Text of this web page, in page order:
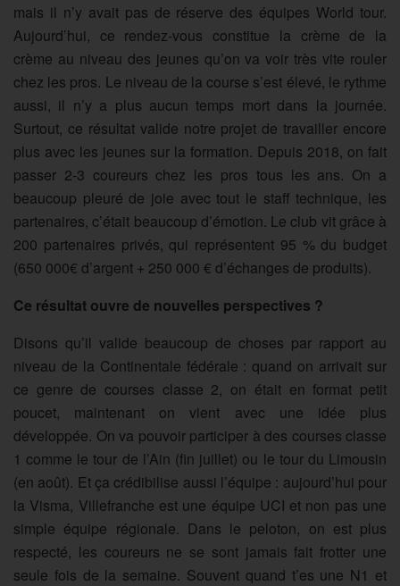
mais il n’y avait pas de réserve des équipes World tour.
Aujourd’hui, ce rendez-vous constitue la crème de la
crème au niveau des jeunes qu’on va voir très vite rouler
chez les pros. Le niveau de la course s’est élevé, le rythme
aussi, il n’y a plus aucun temps mort dans la journée.
Surtout, ce résultat valide notre projet de travailler encore
plus avec les jeunes sur la formation. Depuis 2018, on fait
passer 2-3 coureurs chez les pros tous les ans. On a
beaucoup pleuré de joie avec tout le staff technique, les
partenaires, c’était beaucoup d’émotion. Le club vit grâce à
200 partenaires privés, qui représentent 95 % du budget
(650 000€ d’argent + 250 000 € d’échanges de produits).
Ce résultat ouvre de nouvelles perspectives ?
Disons qu’il valide beaucoup de choses par rapport au
niveau de la Continentale fédérale : quand on arrivait sur
ce genre de courses classe 2, on était en format petit
poucet, maintenant on vient avec une idée plus
développée. On va pouvoir participer à des courses classe
1 comme le tour de l’Ain (fin juillet) ou le tour du Limousin
(en août). Et ça crédibilise aussi l’équipe : aujourd’hui pour
la Visma, Villefranche est une équipe UCI et non pas une
simple équipe régionale. Dans le peloton, on est plus
respecté, les coureurs ne se sont jamais fait frotter une
seule fois de la semaine. Souvent quand t’es une N1 et